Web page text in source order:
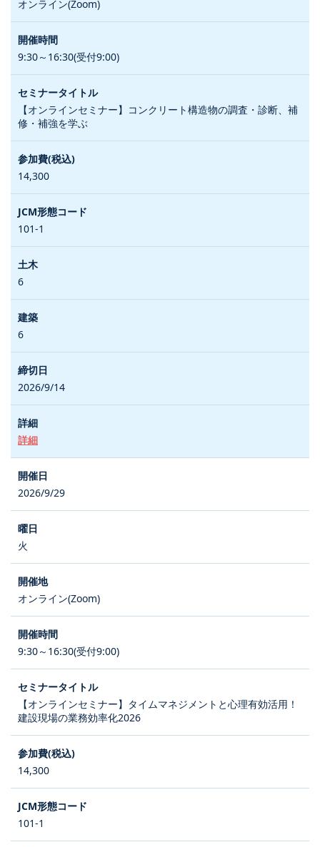
オンライン(Zoom)
9:30～16:30(受付9:00)
【オンラインセミナー】コンクリート構造物の調査・診断、補
修・補強を学ぶ
14,300
101-1
6
6
2026/9/14
詳細
2026/9/29
火
オンライン(Zoom)
9:30～16:30(受付9:00)
【オンラインセミナー】タイムマネジメントと心理有効活用！
建設現場の業務効率化2026
14,300
101-1